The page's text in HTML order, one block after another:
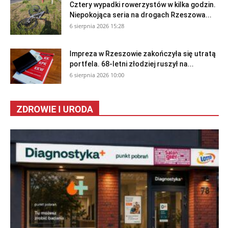
Cztery wypadki rowerzystów w kilka godzin.
Niepokojąca seria na drogach Rzeszowa...
6 sierpnia 2026 15:28
Impreza w Rzeszowie zakończyła się utratą
portfela. 68-letni złodziej ruszył na...
6 sierpnia 2026 10:00
ZDROWIE I URODA